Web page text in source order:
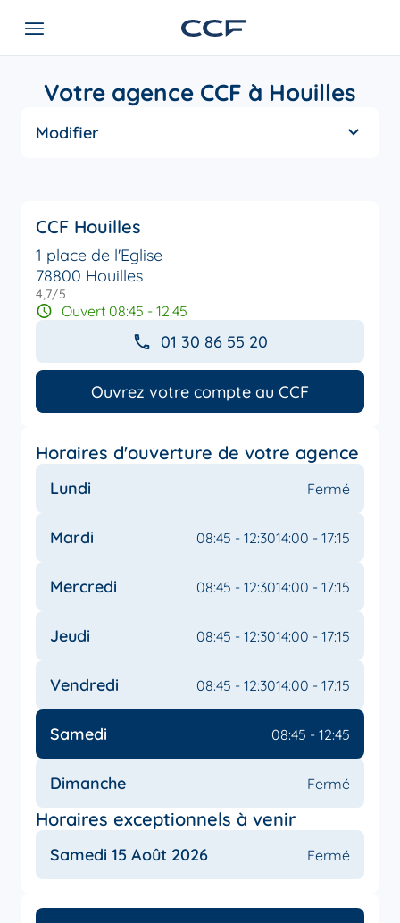
Votre agence CCF à Houilles
Modifier
CCF Houilles
1 place de l'Eglise
78800 Houilles
4,7/5
Ouvert 08:45 - 12:45
01 30 86 55 20
Ouvrez votre compte au CCF
Horaires d'ouverture de votre agence
Lundi Fermé
Mardi 08:45 - 12:3014:00 - 17:15
Mercredi 08:45 - 12:3014:00 - 17:15
Jeudi 08:45 - 12:3014:00 - 17:15
Vendredi 08:45 - 12:3014:00 - 17:15
Samedi 08:45 - 12:45
Dimanche Fermé
Horaires exceptionnels à venir
Samedi 15 Août 2026 Fermé